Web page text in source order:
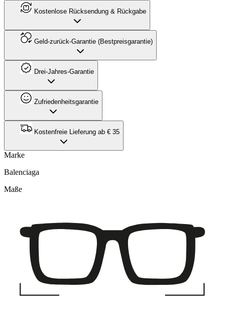
Kostenlose Rücksendung & Rückgabe
Geld-zurück-Garantie (Bestpreisgarantie)
Drei-Jahres-Garantie
Zufriedenheitsgarantie
Kostenfreie Lieferung ab € 35
Marke
Balenciaga
Maße